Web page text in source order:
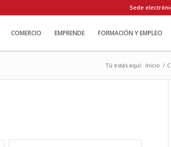
Sede
COMERCIO EMPRENDE FORMACIÓN Y EMPLEO
Tú estás aquí: Inicio /